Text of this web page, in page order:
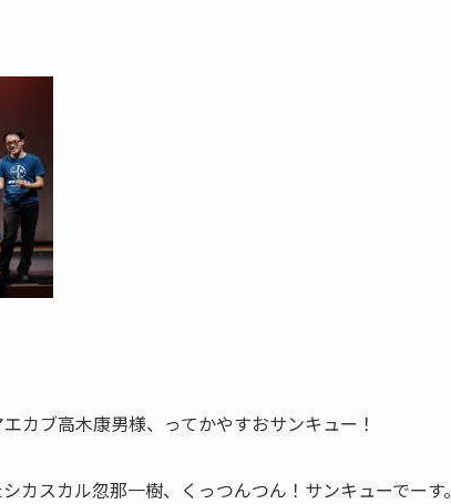
カブ高木康男様、ってかやすおサンキュー！
カスカル忽那一樹、くっつんつん！サンキューでーす。